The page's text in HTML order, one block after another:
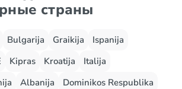
страны
Bulgarija Graikija
Ispanija
Kipras Kroatija
Italija
Albanija
Dominikos Respublika